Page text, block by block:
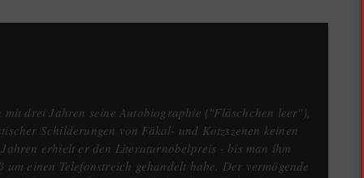
drei Jahren seine Autobiographie ("Fläschchen leer"),
Schilderungen von Fäkal- und Kotzszenen keinen
erhielt er den Literaturnobelpreis - bis man ihm
um einen Telefonstreich gehandelt habe. Der vermögende